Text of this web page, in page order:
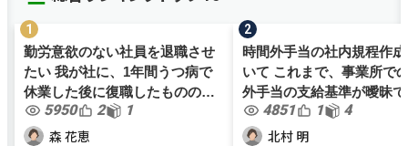
勤労意欲のない社員を退職させ
たい 我が社に、1年間うつ病で
休業した後に復職したものの、
勤労意欲が全くなく、業務効率
が非常に悪い社員がおります。
5950 2 1
森 花恵
時間外手当の社内規程作
いて これまで、事業所で
外手当の支給基準が曖昧
が、働き方改革関連法案
色々と社内規程を見直す
4851 1 4
北村 明